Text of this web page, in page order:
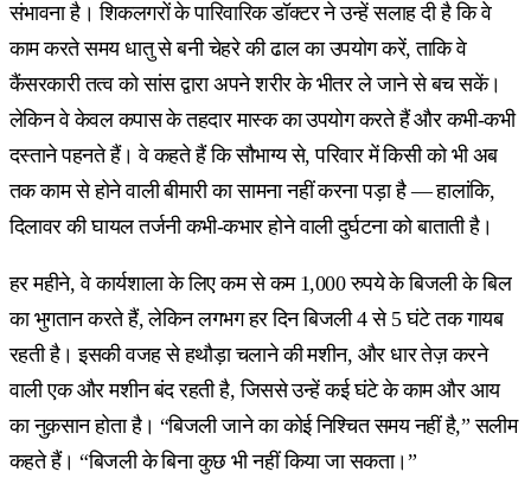
संभावना है। शिकलगरों के पारिवारिक डॉक्टर ने उन्हें सलाह दी है कि वे
काम करते समय धातु से बनी चेहरे की ढाल का उपयोग करें, ताकि वे
कैंसरकारी तत्व को सांस द्वारा अपने शरीर के भीतर ले जाने से बच सकें।
लेकिन वे केवल कपास के तहदार मास्क का उपयोग करते हैं और कभी-कभी
दस्ताने पहनते हैं। वे कहते हैं कि सौभाग्य से, परिवार में किसी को भी अब
तक काम से होने वाली बीमारी का सामना नहीं करना पड़ा है — हालांकि,
दिलावर की घायल तर्जनी कभी-कभार होने वाली दुर्घटना को बाताती है।
हर महीने, वे कार्यशाला के लिए कम से कम 1,000 रुपये के बिजली के बिल
का भुगतान करते हैं, लेकिन लगभग हर दिन बिजली 4 से 5 घंटे तक गायब
रहती है। इसकी वजह से हथौड़ा चलाने की मशीन, और धार तेज़ करने
वाली एक और मशीन बंद रहती है, जिससे उन्हें कई घंटे के काम और आय
का नुक़सान होता है। “बिजली जाने का कोई निश्चित समय नहीं है,” सलीम
कहते हैं। “बिजली के बिना कुछ भी नहीं किया जा सकता।”